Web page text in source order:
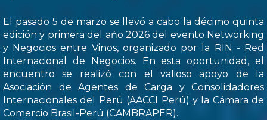
El pasado 5 de marzo se llevó a cabo la décimo quinta
edición y primera del ańo 2026 del evento Networking
y Negocios entre Vinos, organizado por la RIN - Red
Internacional de Negocios. En esta oportunidad, el
encuentro se realizó con el valioso apoyo de la
Asociación de Agentes de Carga y Consolidadores
Internacionales del Perú (AACCI Perú) y la Cámara de
Comercio Brasil-Perú (CAMBRAPER).